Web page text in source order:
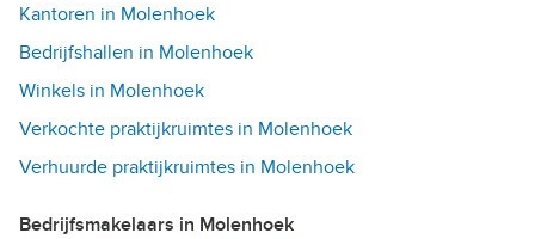
Kantoren in Molenhoek
Bedrijfshallen in Molenhoek
Winkels in Molenhoek
Verkochte praktijkruimtes in Molenhoek
Verhuurde praktijkruimtes in Molenhoek
Bedrijfsmakelaars in Molenhoek